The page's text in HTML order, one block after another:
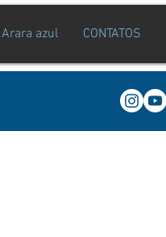
Arara azul CONTATOS